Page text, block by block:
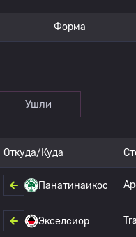
Форма
Ушли
Откуда/Куда
Панатинаикос
Экселсиор